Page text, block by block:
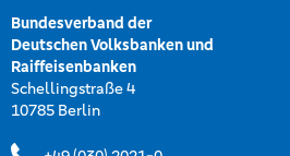
Bundesverband der
Deutschen Volksbanken und
Raiffeisenbanken
Schellingstraße 4
10785 Berlin